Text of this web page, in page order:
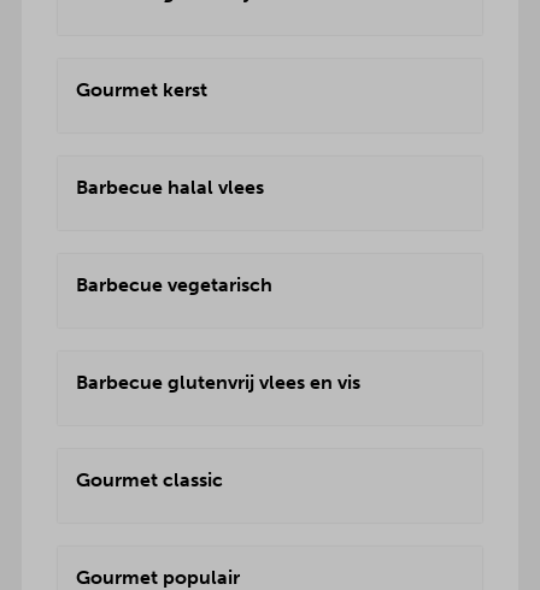
Gourmet kerst
Barbecue halal vlees
Barbecue vegetarisch
Barbecue glutenvrij vlees en vis
Gourmet classic
Gourmet populair